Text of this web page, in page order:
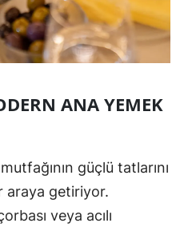
ANA YEMEK
güçlü tatlarını
araya getiriyor.
veya acılı